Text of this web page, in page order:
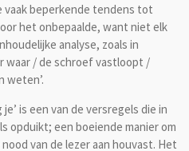
vaak beperkende tendens tot
het onbepaalde, want niet elk
analyse, zoals in
waar / de schroef vastloopt /
weten’.
is een van de versregels die in
opduikt; een boeiende manier om
van de lezer aan houvast. Het